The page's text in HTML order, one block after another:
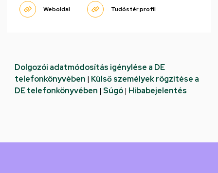
Weboldal Tudóstér profil
Dolgozói adatmódosítás igénylése a DE
telefonkönyvében | Külső személyek rögzítése a
DE telefonkönyvében | Súgó| Hibabejelentés